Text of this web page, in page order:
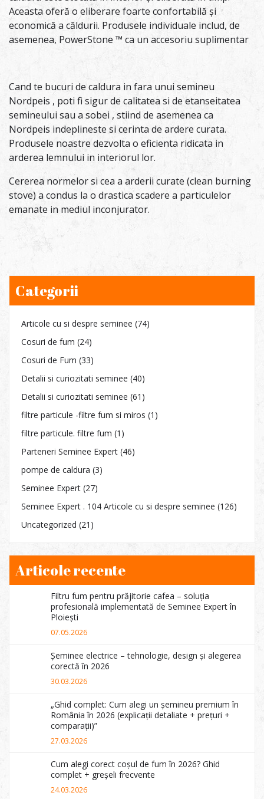
Aceasta oferă o eliberare foarte confortabilă și
economică a căldurii. Produsele individuale includ, de
asemenea, PowerStone ™ ca un accesoriu suplimentar
Cand te bucuri de caldura in fara unui semineu
Nordpeis , poti fi sigur de calitatea si de etanseitatea
semineului sau a sobei , stiind de asemenea ca
Nordpeis indeplineste si cerinta de ardere curata.
Produsele noastre dezvolta o eficienta ridicata in
arderea lemnului in interiorul lor.
Cererea normelor si cea a arderii curate (clean burning
stove) a condus la o drastica scadere a particulelor
emanate in mediul inconjurator.
Categorii
Articole cu si despre seminee (74)
Cosuri de fum (24)
Cosuri de Fum (33)
Detalii si curiozitati seminee (40)
Detalii si curiozitati seminee (61)
filtre particule -filtre fum si miros (1)
filtre particule. filtre fum (1)
Parteneri Seminee Expert (46)
pompe de caldura (3)
Seminee Expert (27)
Seminee Expert . 104 Articole cu si despre seminee (126)
Uncategorized (21)
Articole recente
Filtru fum pentru prăjitorie cafea – soluția
profesională implementată de Seminee Expert în
Ploiești
07.05.2026
Șeminee electrice – tehnologie, design și alegerea
corectă în 2026
30.03.2026
„Ghid complet: Cum alegi un șemineu premium în
România în 2026 (explicații detaliate + prețuri +
comparații)”
27.03.2026
Cum alegi corect coșul de fum în 2026? Ghid
complet + greșeli frecvente
24.03.2026